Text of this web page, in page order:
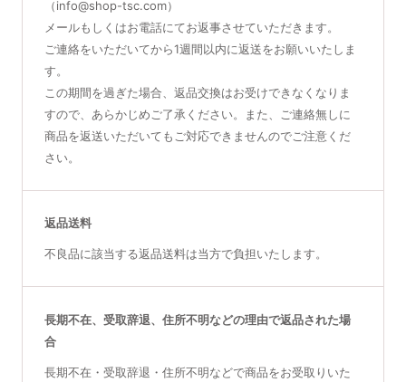
（info@shop-tsc.com）
メールもしくはお電話にてお返事させていただきます。
ご連絡をいただいてから1週間以内に返送をお願いいたしま
す。
この期間を過ぎた場合、返品交換はお受けできなくなりま
すので、あらかじめご了承ください。また、ご連絡無しに
商品を返送いただいてもご対応できませんのでご注意くだ
さい。
返品送料
不良品に該当する返品送料は当方で負担いたします。
長期不在、受取辞退、住所不明などの理由で返品された場
合
長期不在・受取辞退・住所不明などで商品をお受取りいた